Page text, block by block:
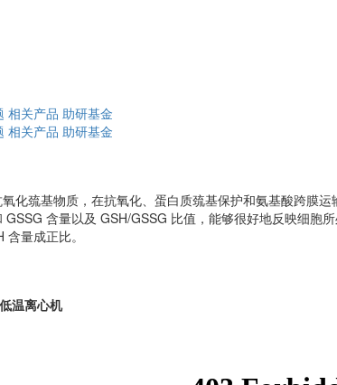
相关产品 助研基金
相关产品 助研基金
化巯基物质，在抗氧化、蛋白质巯基保护和氨基酸跨膜
含量以及 GSH/GSSG 比值，能够很好地反映细胞
量成正比。
温离心机